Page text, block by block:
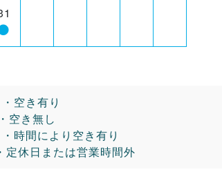
空き有り
空き無し
時間により空き有り
定休日または営業時間外